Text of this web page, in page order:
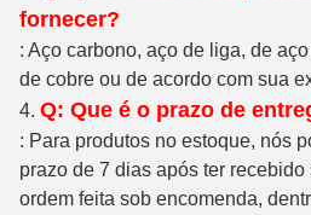
fornecer?
: Aço carbono, aço de liga, de
de cobre ou de acordo com sua
4. Q: Que é o prazo de
: Para produtos no estoque, nós
prazo de 7 dias após ter
ordem feita sob encomenda,